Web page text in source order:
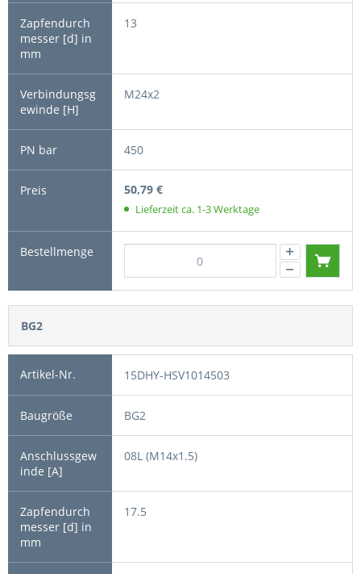
13
M24x2
450
50,79 €
Lieferzeit ca. 1-3 Werktage
BG2
15DHY-HSV1014503
BG2
08L (M14x1.5)
17.5